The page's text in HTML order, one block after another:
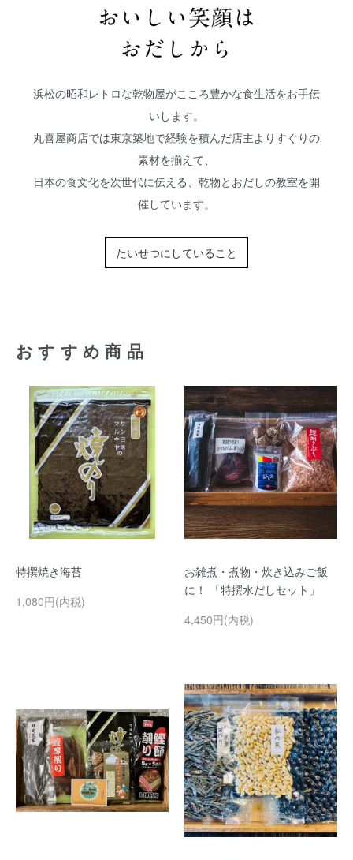
浜松の昭和レトロな乾物屋がこころ豊かな食生活をお手伝
いします。
丸喜屋商店では東京築地で経験を積んだ店主よりすぐりの
素材を揃えて、
日本の食文化を次世代に伝える、乾物とおだしの教室を開
催しています。
たいせつにしていること
おすすめ商品
特撰焼き海苔
1,080円(内税)
お雑煮・煮物・炊き込みご飯
に！ 「特撰水だしセット」
4,450円(内税)